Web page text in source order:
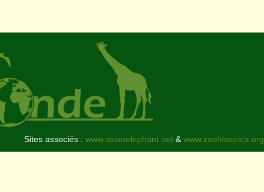
Sites associés : www.asianelephant.net&www.zoohistorica.org